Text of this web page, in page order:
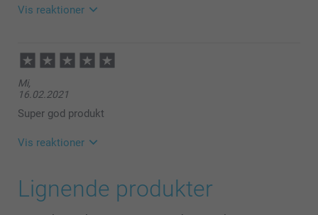
Vis reaktioner
14:48
Hej AC
Vi er glade at du er tilfreds med dine produkter fra
os.
God fornøjelse med købet
Venlig hilsen,
johanna, smartphoto
Mi,
16.02.2021
Super god produkt
Vis reaktioner
18.02.2021
13:30
Lignende produkter